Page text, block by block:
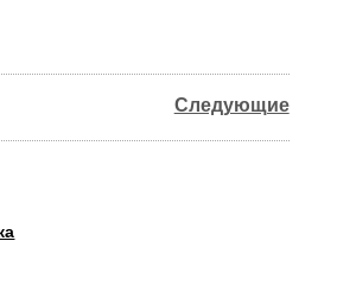
Следующие